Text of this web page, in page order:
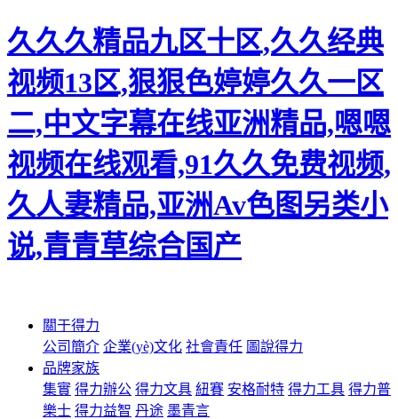
久久久精品九区十区,久久经典
视频13区,狠狠色婷婷久久一区
二,中文字幕在线亚洲精品,嗯嗯
视频在线观看,91久久免费视频,
久人妻精品,亚洲Av色图另类小
说,青青草综合国产
關于得力
公司簡介 企業(yè)文化 社會責任 圖說得力
品牌家族
集實 得力辦公 得力文具 紐賽 安格耐特 得力工具 得力普
樂士 得力益智 丹途 墨青言